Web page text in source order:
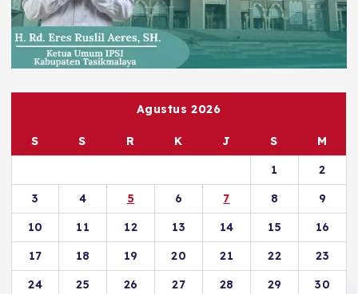
Agustus 2026
S S R K J S
M
1
2
3
4 5 6 7 8
9
10
11 12 13 14 15
16
17
18 19 20 21 22
23
24
25 26 27 28 29
30